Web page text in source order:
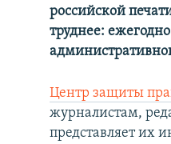
российской
труднее:
Центр защиты
журналистам,
представляет их